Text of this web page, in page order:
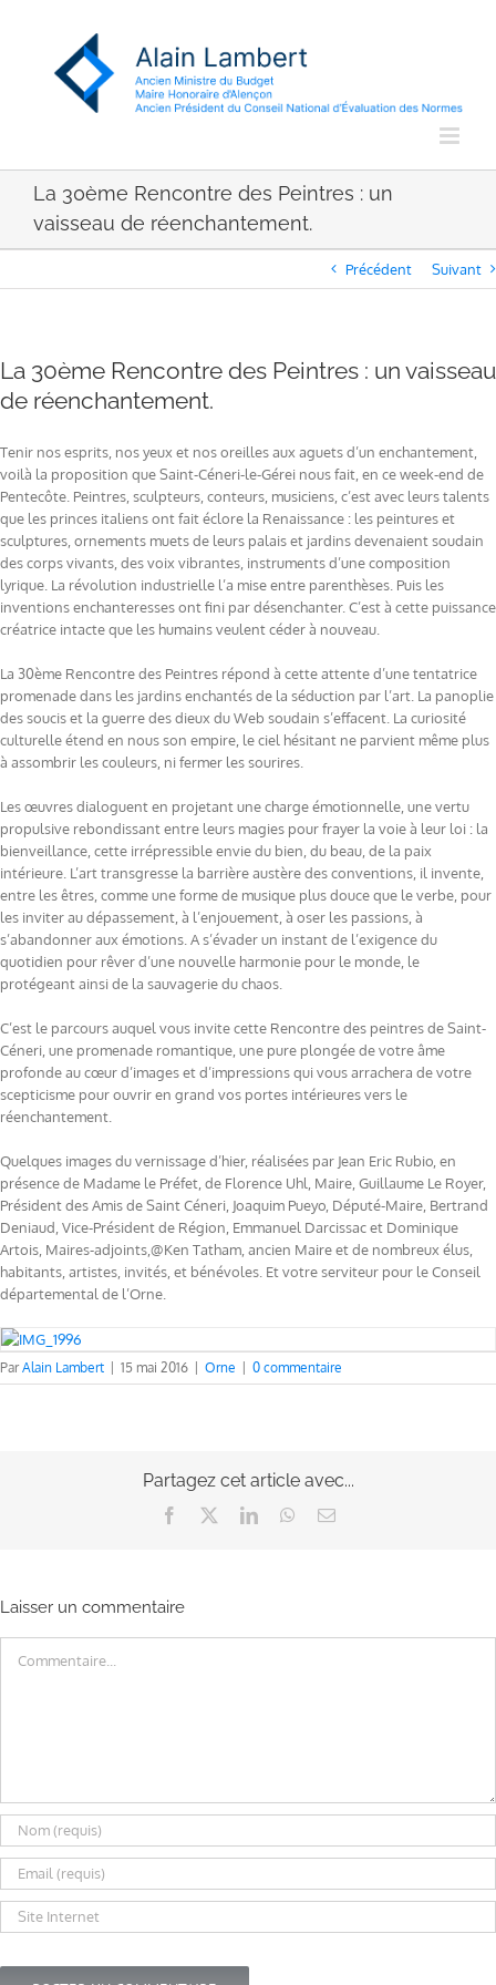
La 30ème Rencontre des Peintres : un
vaisseau de réenchantement.
Précédent Suivant
La 30ème Rencontre des Peintres : un vaisseau
de réenchantement.
Tenir nos esprits, nos yeux et nos oreilles aux aguets d’un enchantement,
voilà la proposition que Saint-Céneri-le-Gérei nous fait, en ce week-end de
Pentecôte. Peintres, sculpteurs, conteurs, musiciens, c’est avec leurs talents
que les princes italiens ont fait éclore la Renaissance : les peintures et
sculptures, ornements muets de leurs palais et jardins devenaient soudain
des corps vivants, des voix vibrantes, instruments d’une composition
lyrique. La révolution industrielle l’a mise entre parenthèses. Puis les
inventions enchanteresses ont fini par désenchanter. C’est à cette puissance
créatrice intacte que les humains veulent céder à nouveau.
La 30ème Rencontre des Peintres répond à cette attente d’une tentatrice
promenade dans les jardins enchantés de la séduction par l’art. La panoplie
des soucis et la guerre des dieux du Web soudain s’effacent. La curiosité
culturelle étend en nous son empire, le ciel hésitant ne parvient même plus
à assombrir les couleurs, ni fermer les sourires.
Les œuvres dialoguent en projetant une charge émotionnelle, une vertu
propulsive rebondissant entre leurs magies pour frayer la voie à leur loi : la
bienveillance, cette irrépressible envie du bien, du beau, de la paix
intérieure. L’art transgresse la barrière austère des conventions, il invente,
entre les êtres, comme une forme de musique plus douce que le verbe, pour
les inviter au dépassement, à l’enjouement, à oser les passions, à
s’abandonner aux émotions. A s’évader un instant de l’exigence du
quotidien pour rêver d’une nouvelle harmonie pour le monde, le
protégeant ainsi de la sauvagerie du chaos.
C’est le parcours auquel vous invite cette Rencontre des peintres de Saint-
Céneri, une promenade romantique, une pure plongée de votre âme
profonde au cœur d’images et d’impressions qui vous arrachera de votre
scepticisme pour ouvrir en grand vos portes intérieures vers le
réenchantement.
Quelques images du vernissage d’hier, réalisées par Jean Eric Rubio, en
présence de Madame le Préfet, de Florence Uhl, Maire, Guillaume Le Royer,
Président des Amis de Saint Céneri, Joaquim Pueyo, Député-Maire, Bertrand
Deniaud, Vice-Président de Région, Emmanuel Darcissac et Dominique
Artois, Maires-adjoints,@Ken Tatham, ancien Maire et de nombreux élus,
habitants, artistes, invités, et bénévoles. Et votre serviteur pour le Conseil
départemental de l’Orne.
ParAlain Lambert 15 mai 2016 Orne 0 commentaire
Partagez cet article avec...
Facebook LinkedInWhatsApp
Email
Laisser un commentaire